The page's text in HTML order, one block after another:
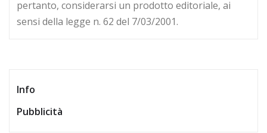
pertanto, considerarsi un prodotto editoriale, ai
sensi della legge n. 62 del 7/03/2001.
Info
Pubblicità